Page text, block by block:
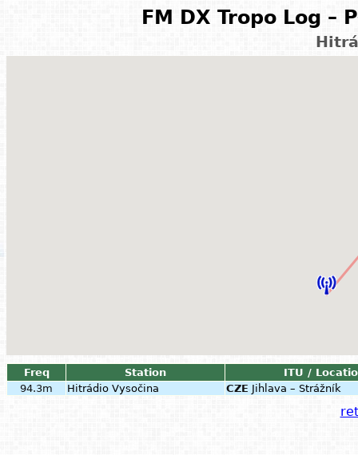
FM DX Tropo Log –
Freq Station
ITU /
94.3m
Hitrádio Vysočina CZE Jihlava – Strážník